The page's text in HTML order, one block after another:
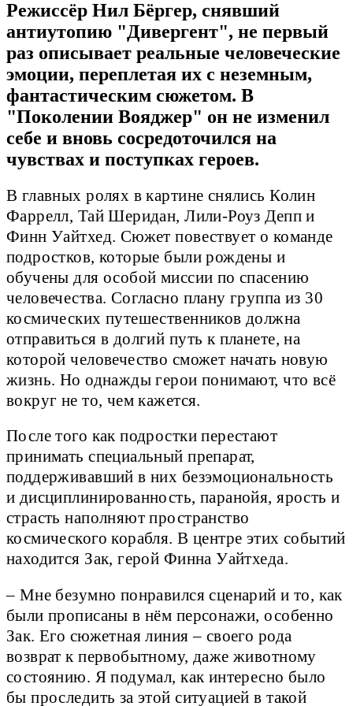
Режиссёр Нил Бёргер, снявший
антиутопию "Дивергент", не первый
раз описывает реальные человеческие
эмоции, переплетая их с неземным,
фантастическим сюжетом. В
"Поколении Вояджер" он не изменил
себе и вновь сосредоточился на
чувствах и поступках героев.
В главных ролях в картине снялись Колин
Фаррелл, Тай Шеридан, Лили-Роуз Депп и
Финн Уайтхед. Сюжет повествует о команде
подростков, которые были рождены и
обучены для особой миссии по спасению
человечества. Согласно плану группа из 30
космических путешественников должна
отправиться в долгий путь к планете, на
которой человечество сможет начать новую
жизнь. Но однажды герои понимают, что всё
вокруг не то, чем кажется.
После того как подростки перестают
принимать специальный препарат,
поддерживавший в них безэмоциональность
и дисциплинированность, паранойя, ярость и
страсть наполняют пространство
космического корабля. В центре этих событий
находится Зак, герой Финна Уайтхеда.
– Мне безумно понравился сценарий и то, как
были прописаны в нём персонажи, особенно
Зак. Его сюжетная линия – своего рода
возврат к первобытному, даже животному
состоянию. Я подумал, как интересно было
бы проследить за этой ситуацией в такой